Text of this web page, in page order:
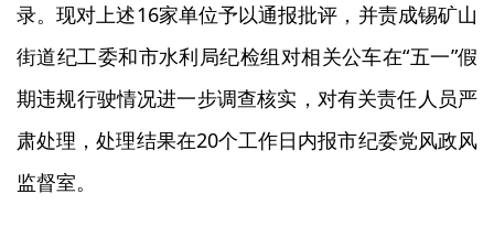
录。现对上述16家单位予以通报批评，并责成锡矿山
街道纪工委和市水利局纪检组对相关公车在“五一”假
期违规行驶情况进一步调查核实，对有关责任人员严
肃处理，处理结果在20个工作日内报市纪委党风政风
监督室。